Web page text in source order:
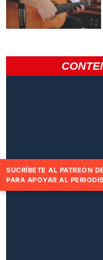
SUCRÍBETE AL PATREON
PARA APOYAR AL